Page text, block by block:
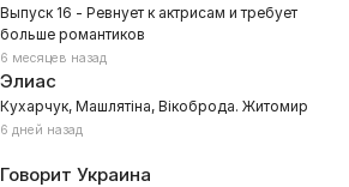
Выпуск 16 - Ревнует к актрисам и требует
больше романтиков
6 месяцев назад
Элиас
Кухарчук, Машлятіна, Вікоброда. Житомир
6 дней назад
Говорит Украина